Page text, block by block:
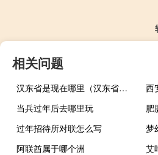
相关问题
汉东省是现在哪里（汉东省是哪个省）
西
当兵过年后去哪里玩
肥
过年招待所对联怎么写
梦
阿联酋属于哪个洲
艾